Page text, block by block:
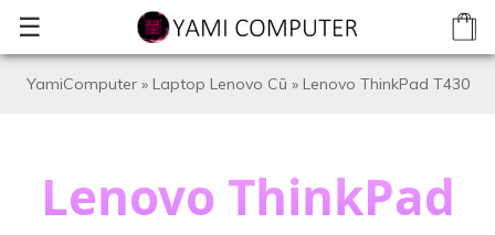
☰
YamiComputer» Laptop Lenovo Cũ » Lenovo ThinkPad T430
Lenovo ThinkPad